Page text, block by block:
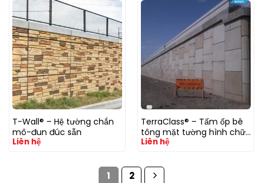
T-Wall® – Hệ tường chắn
mô-đun đúc sẵn
Liên hệ
TerraClass® – Tấm ốp bê
tông mặt tường hình chữ
thập (cruciform)
Liên hệ
1 2